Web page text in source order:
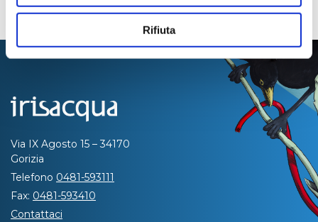
Rifiuta
Via IX Agosto 15 – 34170
Gorizia
Telefono 0481-593111
Fax: 0481-593410
Contattaci